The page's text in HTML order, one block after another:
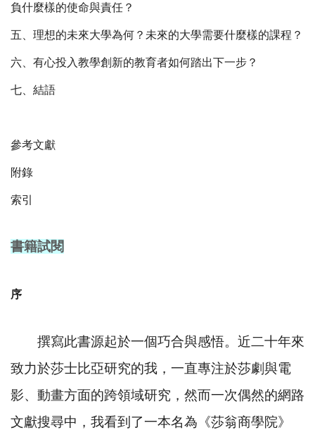
負什麼樣的使命與責任？
五、理想的未來大學為何？未來的大學需要什麼樣的課程？
六、有心投入教學創新的教育者如何踏出下一步？
七、結語
參考文獻
附錄
索引
書籍試閱
序
撰寫此書源起於一個巧合與感悟。近二十年來
致力於莎士比亞研究的我，一直專注於莎劇與電
影、動畫方面的跨領域研究，然而一次偶然的網路
文獻搜尋中，我看到了一本名為《莎翁商學院》